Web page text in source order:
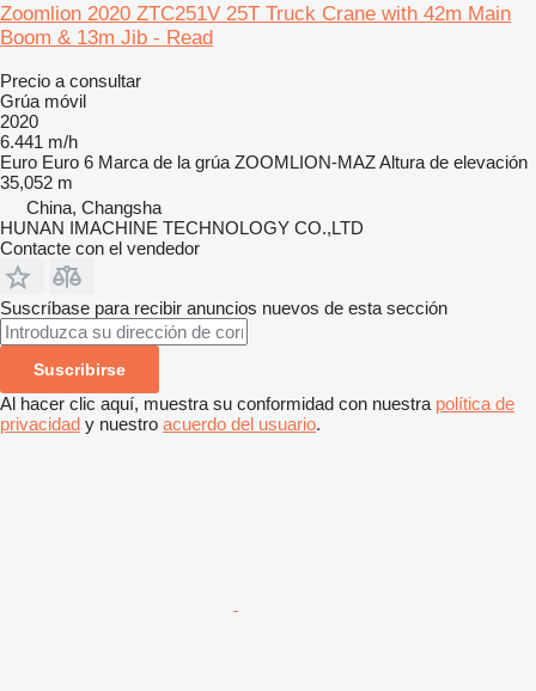
Zoomlion 2020 ZTC251V 25T Truck Crane with 42m Main
Boom & 13m Jib - Read
Precio a consultar
Grúa móvil
2020
6.441 m/h
Euro Euro 6 Marca de la grúa ZOOMLION-MAZAltura de elevación
35,052 m
China, Changsha
HUNAN IMACHINE TECHNOLOGY CO.,LTD
Contacte con el vendedor
Suscríbase para recibir anuncios nuevos de esta sección
Suscribirse
Al hacer clic aquí, muestra su conformidad con nuestra política de
privacidad y nuestro acuerdo del usuario.